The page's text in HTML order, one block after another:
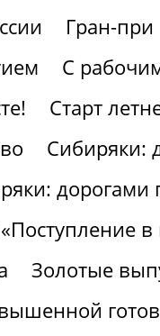
Гран-
С
Старт
Сибиряки:
дорогами
Золотые